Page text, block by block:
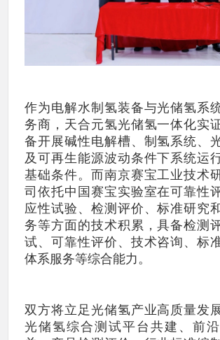
作为电解水制氢装备与光储氢系
务商，天合元氢光储氢一体化实
备开展碱性电解槽、制氢系统、
及可再生能源波动条件下系统运
基础条件。而南京赛宝工业技术
司依托中国赛宝实验室在可靠性
应性试验、检测评价、标准研究
务等方面的技术积累，具备检测
试、可靠性评价、技术咨询、标
体系服务等综合能力。
双方将立足光储氢产业高质量发
光储氢综合测试平台共建、前